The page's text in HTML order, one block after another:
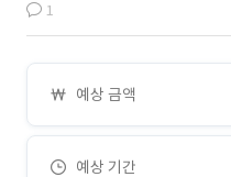
1
예상 금액
예상 기간